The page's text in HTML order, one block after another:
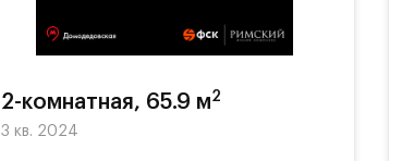
2-комнатная, 65.9 м2
3 кв. 2024